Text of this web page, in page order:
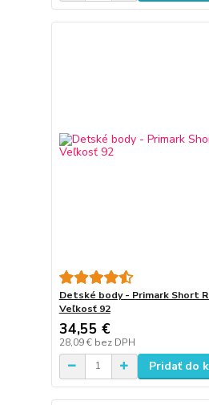
Detské body - Primark Short
Veľkosť 92
34,55 €
28,09 € bez DPH
Pridať do